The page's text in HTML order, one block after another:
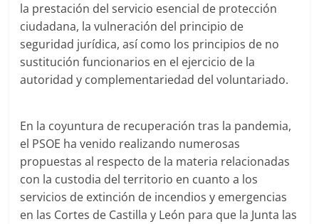
la prestación del servicio esencial de protección
ciudadana, la vulneración del principio de
seguridad jurídica, así como los principios de no
sustitución funcionarios en el ejercicio de la
autoridad y complementariedad del voluntariado.
En la coyuntura de recuperación tras la pandemia,
el PSOE ha venido realizando numerosas
propuestas al respecto de la materia relacionadas
con la custodia del territorio en cuanto a los
servicios de extinción de incendios y emergencias
en las Cortes de Castilla y León para que la Junta las